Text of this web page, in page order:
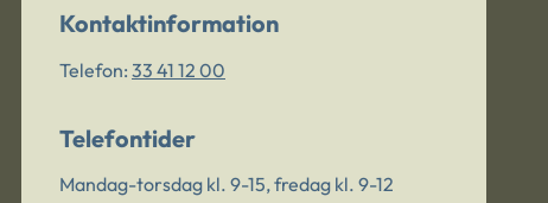
Kontaktinformation
Telefon: 33 41 12 00
Telefontider
Mandag-torsdag kl. 9-15, fredag kl. 9-12